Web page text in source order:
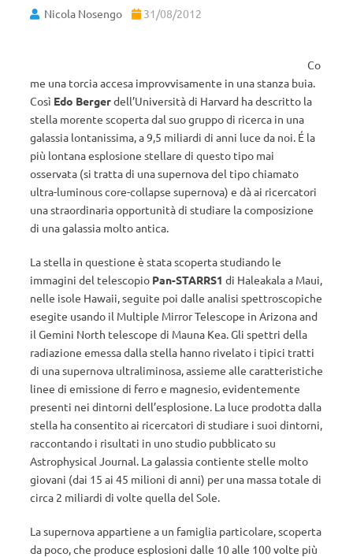
Nicola Nosengo 31/08/2012
Co
me una torcia accesa improvvisamente in una stanza buia.
Così Edo Bergerdell’Università di Harvard ha descritto la
stella morente scoperta dal suo gruppo di ricerca in una
galassia lontanissima, a 9,5 miliardi di anni luce da noi. É la
più lontana esplosione stellare di questo tipo mai
osservata (si tratta di una supernova del tipo chiamato
ultra-luminous core-collapse supernova) e dà ai ricercatori
una straordinaria opportunità di studiare la composizione
di una galassia molto antica.
La stella in questione è stata scoperta studiando le
immagini del telescopio Pan-STARRS1 di Haleakala a Maui,
nelle isole Hawaii, seguite poi dalle analisi spettroscopiche
esegite usando il Multiple Mirror Telescope in Arizona and
il Gemini North telescope di Mauna Kea. Gli spettri della
radiazione emessa dalla stella hanno rivelato i tipici tratti
di una supernova ultraliminosa, assieme alle caratteristiche
linee di emissione di ferro e magnesio, evidentemente
presenti nei dintorni dell’esplosione. La luce prodotta dalla
stella ha consentito ai ricercatori di studiare i suoi dintorni,
raccontando i risultati in uno studio pubblicato su
Astrophysical Journal. La galassia contiente stelle molto
giovani (dai 15 ai 45 milioni di anni) per una massa totale di
circa 2 miliardi di volte quella del Sole.
La supernova appartiene a un famiglia particolare, scoperta
da poco, che produce esplosioni dalle 10 alle 100 volte più